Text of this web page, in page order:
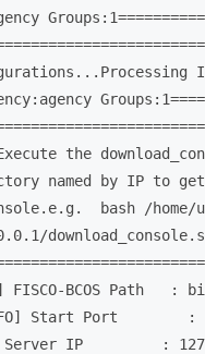
the
named by IP to get
bash /
FISCO-BCOS Path   :
Start Port        :
Server IP         :